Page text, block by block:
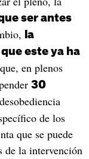
ser antes
la
este ya ha
en plenos
30
de los
que se puede
de la intervención